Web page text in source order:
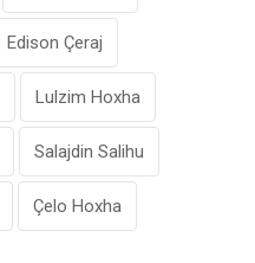
Edison Çeraj
Lulzim Hoxha
Salajdin Salihu
Çelo Hoxha